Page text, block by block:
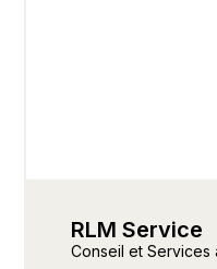
RLM Service
Conseil et Services